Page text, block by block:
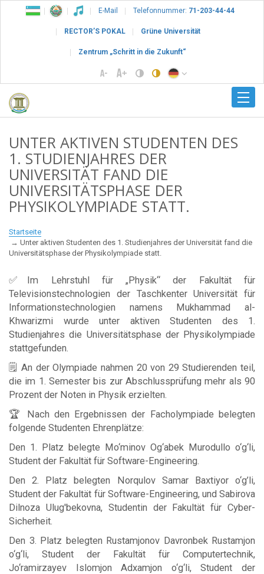
E-Mail Telefonnummer: 71-203-44-44
RECTOR’S POKAL Grüne Universität
Zentrum „Schritt in die Zukunft“
UNTER AKTIVEN STUDENTEN DES
1. STUDIENJAHRES DER
UNIVERSITÄT FAND DIE
UNIVERSITÄTSPHASE DER
PHYSIKOLYMPIADE STATT.
Startseite
Unter aktiven Studenten des 1. Studienjahres der Universität fand die
Universitätsphase der Physikolympiade statt.
✅Im Lehrstuhl für „Physik“ der Fakultät für
Televisionstechnologien der Taschkenter Universität für
Informationstechnologien namens Mukhammad al-
Khwarizmi wurde unter aktiven Studenten des 1.
Studienjahres die Universitätsphase der Physikolympiade
stattgefunden.
🗒 An der Olympiade nahmen 20 von 29 Studierenden teil,
die im 1. Semester bis zur Abschlussprüfung mehr als 90
Prozent der Noten in Physik erzielten.
🏆 Nach den Ergebnissen der Facholympiade belegten
folgende Studenten Ehrenplätze:
Den 1. Platz belegte Mo‘minov Og‘abek Murodullo o‘g‘li,
Student der Fakultät für Software-Engineering.
Den 2. Platz belegten Norqulov Samar Baxtiyor o‘g’li,
Student der Fakultät für Software-Engineering, und Sabirova
Dilnoza Ulug'bekovna, Studentin der Fakultät für Cyber-
Sicherheit.
Den 3. Platz belegten Rustamjonov Davronbek Rustamjon
o‘g‘li, Student der Fakultät für Computertechnik,
Jo‘ramirzayev Islomjon Adxamjon o‘g‘li, Student der